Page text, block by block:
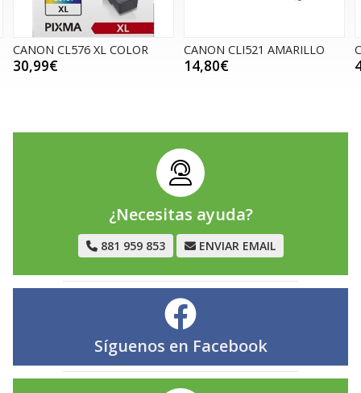
CANON CL576 XL COLOR
30,99€
CANON CLI521 AMARILLO
14,80€
¿Necesitas ayuda?
881 959 853 ENVIAR EMAIL
Síguenos en Facebook